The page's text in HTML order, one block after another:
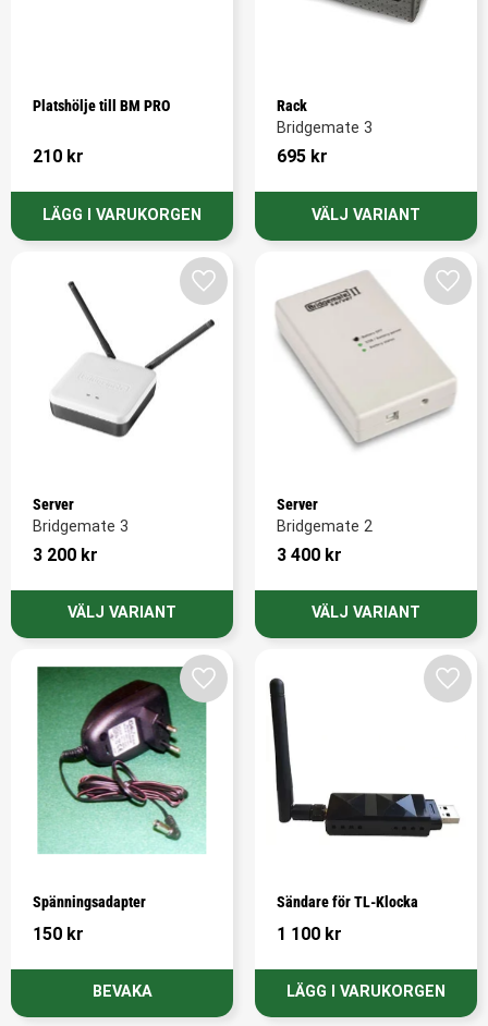
Platshölje till BM PRO
210 kr
Rack
Bridgemate 3
695 kr
Server
Bridgemate 3
3 200 kr
Lägg till i favoriter
Server
Bridgemate 2
3 400 kr
Spänningsadapter
150 kr
Lägg till i favoriter
Sändare för TL-Klocka
1 100 kr